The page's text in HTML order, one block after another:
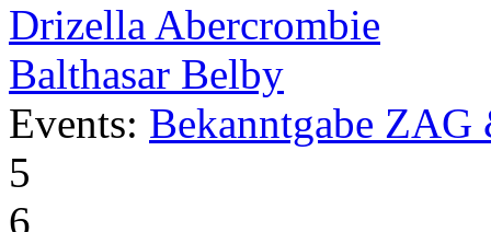
Drizella Abercrombie
Balthasar Belby
Events: Bekanntgabe ZAG
5
6